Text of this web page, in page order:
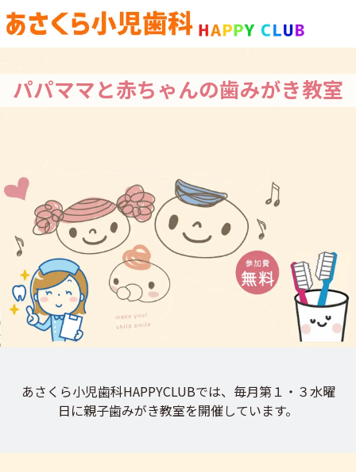
パパママと赤ちゃんの歯みがき教室
あさくら小児歯科HAPPYCLUBでは、毎月第１・３水曜
日に親子歯みがき教室を開催しています。